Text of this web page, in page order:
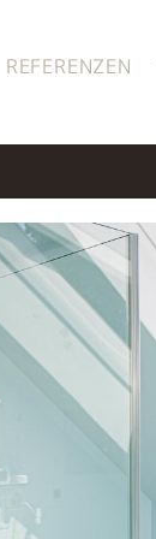
REFERENZEN